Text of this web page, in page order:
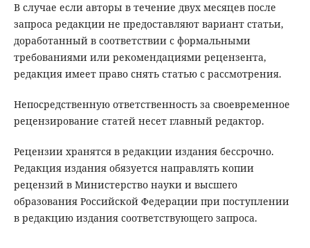
В случае если авторы в течение двух месяцев после
запроса редакции не предоставляют вариант статьи,
доработанный в соответствии с формальными
требованиями или рекомендациями рецензента,
редакция имеет право снять статью с рассмотрения.
Непосредственную ответственность за своевременное
рецензирование статей несет главный редактор.
Рецензии хранятся в редакции издания бессрочно.
Редакция издания обязуется направлять копии
рецензий в Министерство науки и высшего
образования Российской Федерации при поступлении
в редакцию издания соответствующего запроса.